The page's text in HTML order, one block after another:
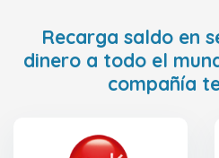
Recarga saldo en
dinero a todo el
compañía